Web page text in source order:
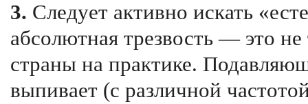
3. Следует активно искать
абсолютная трезвость — это
страны на практике.
выпивает (с различной